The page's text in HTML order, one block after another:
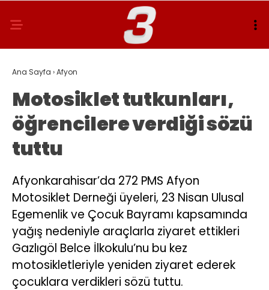
Ana Sayfa ›Afyon
Motosiklet tutkunları,
öğrencilere verdiği sözü
tuttu
Afyonkarahisar’da 272 PMS Afyon
Motosiklet Derneği üyeleri, 23 Nisan Ulusal
Egemenlik ve Çocuk Bayramı kapsamında
yağış nedeniyle araçlarla ziyaret ettikleri
Gazlıgöl Belce İlkokulu’nu bu kez
motosikletleriyle yeniden ziyaret ederek
çocuklara verdikleri sözü tuttu.